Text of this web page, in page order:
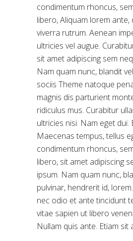
condimentum rhoncus,
libero, Aliquam lorem ante,
viverra rutrum. Aenean
ultricies vel augue.
sit amet adipiscing sem
Nam quam nunc, blandit
sociis Theme natoque
magnis dis parturient
ridiculus mus. Curabitur
ultricies nisi. Nam eget dui.
Maecenas tempus, tellus
condimentum rhoncus,
libero, sit amet adipiscing
ipsum. Nam quam nunc,
pulvinar, hendrerit id,
nec odio et ante tincidunt
vitae sapien ut libero
Nullam quis ante. Etiam sit